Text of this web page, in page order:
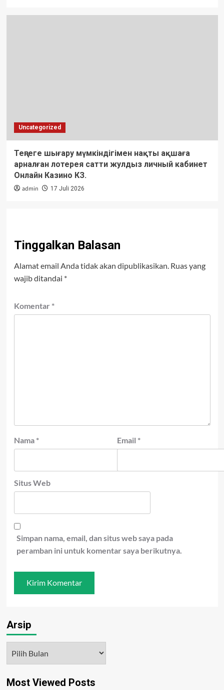
Uncategorized
Теңгеге шығару мүмкіндігімен нақты ақшаға
арналған лотерея сатти жулдыз личный кабинет
Онлайн Казино КЗ.
admin 17 Juli 2026
Tinggalkan Balasan
Alamat email Anda tidak akan dipublikasikan. Ruas yang
wajib ditandai *
Komentar *
Nama * Email *
Situs Web
Simpan nama, email, dan situs web saya pada
peramban ini untuk komentar saya berikutnya.
Arsip
Most Viewed Posts